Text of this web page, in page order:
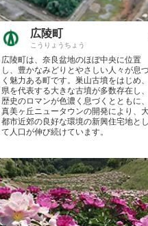
広陵町
こうりょうちょう
広陵町は、奈良盆地のほぼ中央に位置
し、豊かなみどりとやさしい人々が息
く魅力ある町です。巣山古墳をはじめ、
県を代表する大きな古墳が多数存在し、
歴史のロマンが色濃く息づくとともに、
真美ヶ丘ニュータウンの開発により、
都市近郊の良好な環境の新興住宅地とし
て人口が伸び続けています。